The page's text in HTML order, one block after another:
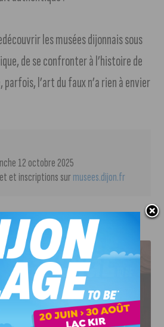
les musées dijonnais sous
de se confronter à l’histoire de
l’art du faux n’a rien à envier
12 octobre 2025
et inscriptions sur musees.dijon.fr